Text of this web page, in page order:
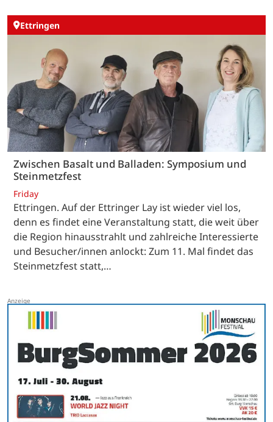
Ettringen
Zwischen Basalt und Balladen: Symposium und
Steinmetzfest
Friday
Ettringen. Auf der Ettringer Lay ist wieder viel los,
denn es findet eine Veranstaltung statt, die weit über
die Region hinausstrahlt und zahlreiche Interessierte
und Besucher/innen anlockt: Zum 11. Mal findet das
Steinmetzfest statt,…